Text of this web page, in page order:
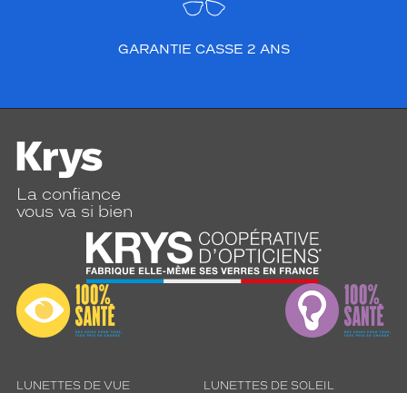
GARANTIE CASSE 2 ANS
La confiance
vous va si bien
LUNETTES DE VUE LUNETTES DE SOLEIL